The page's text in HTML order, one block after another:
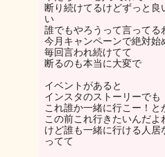
断り続けてるけどずっと
い
誰でもやろうって言って
今月キャンペーンで絶対始
毎回言われ続けてて
断るのも本当に大変で
イベントがあると
インスタのストーリーでも
これ誰か一緒に行こー！
この前これ行きたいんだよ
けど誰も一緒に行ける人
ってて